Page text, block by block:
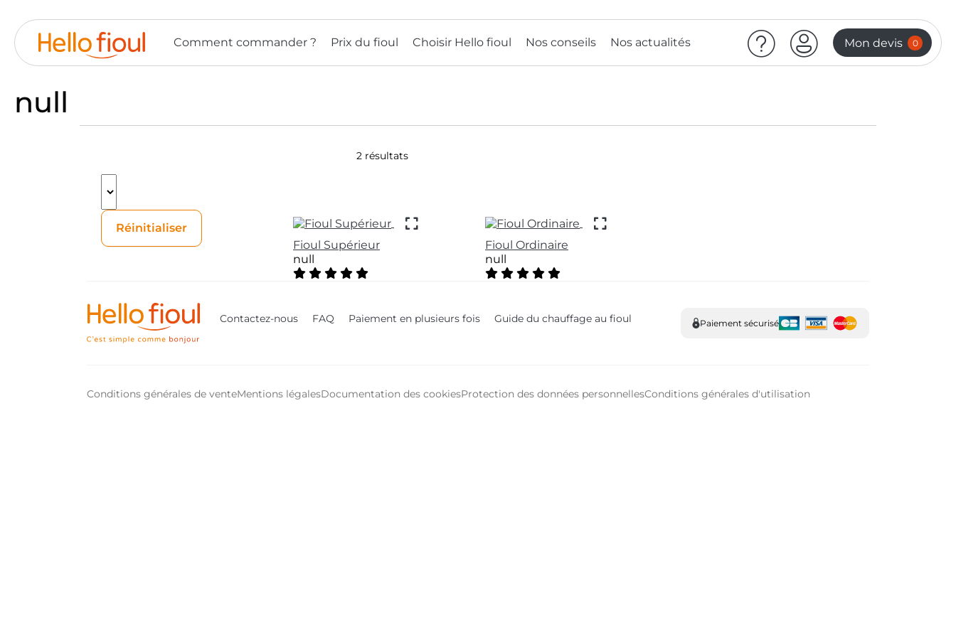
Comment commander ? Prix du fioul Choisir Hello fioul Nos conseils Nos actualités Mon devis 0
null
2 résultats
Réinitialiser
Fioul Supérieur
null
5 out of 5 Customer Rating
Fioul Ordinaire
null
5 out of 5 Customer Rating
Contactez-nous FAQ Paiement en plusieurs fois Guide du chauffage au fioul Paiement sécurisé
Conditions générales de venteMentions légalesDocumentation des cookiesProtection des données personnellesConditions générales d'utilisation